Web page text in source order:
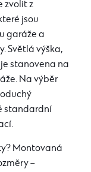
zvolit z
jsou
garáže a
Světlá výška,
stanovena na
Na výběr
standardní
Montovaná
–